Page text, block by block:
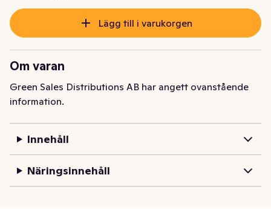
Lägg till i varukorgen
Om varan
Green Sales Distributions AB har angett ovanstående
information.
Innehåll
Näringsinnehåll